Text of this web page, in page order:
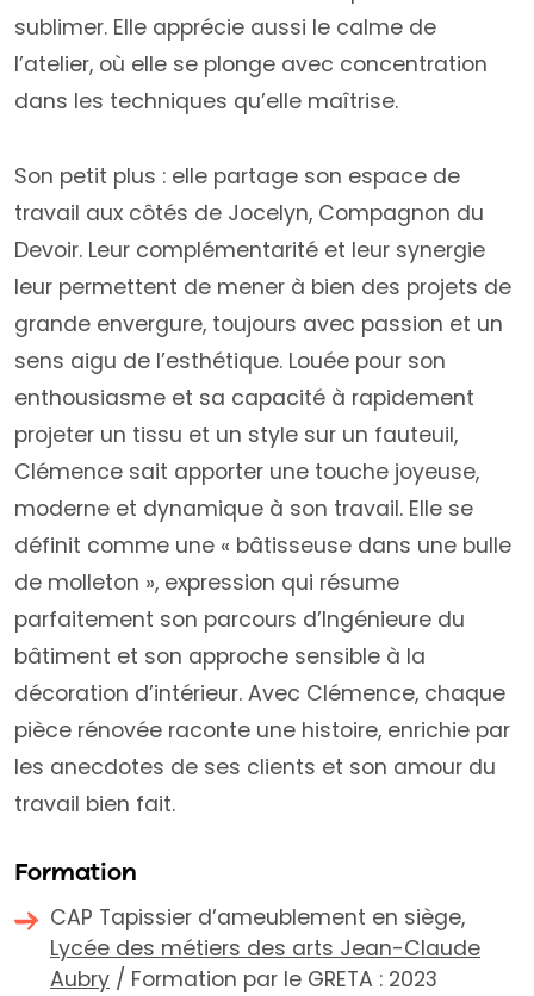
sublimer. Elle apprécie aussi le calme de
l’atelier, où elle se plonge avec concentration
dans les techniques qu’elle maîtrise.
Son petit plus : elle partage son espace de
travail aux côtés de Jocelyn, Compagnon du
Devoir. Leur complémentarité et leur synergie
leur permettent de mener à bien des projets de
grande envergure, toujours avec passion et un
sens aigu de l’esthétique. Louée pour son
enthousiasme et sa capacité à rapidement
projeter un tissu et un style sur un fauteuil,
Clémence sait apporter une touche joyeuse,
moderne et dynamique à son travail. Elle se
définit comme une « bâtisseuse dans une bulle
de molleton », expression qui résume
parfaitement son parcours d’Ingénieure du
bâtiment et son approche sensible à la
décoration d’intérieur. Avec Clémence, chaque
pièce rénovée raconte une histoire, enrichie par
les anecdotes de ses clients et son amour du
travail bien fait.
Formation
CAP Tapissier d’ameublement en siège,
Lycée des métiers des arts Jean-Claude
Aubry / Formation par le GRETA : 2023